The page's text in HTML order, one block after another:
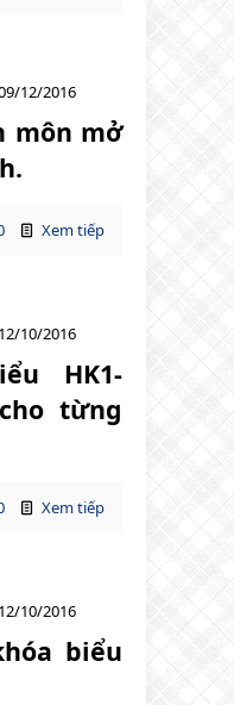
12/2016
môn mở
Xem tiếp
12/10/2016
HK1-
từng
Xem tiếp
12/10/2016
biểu